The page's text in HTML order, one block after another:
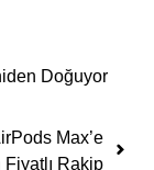
Doğuyor
Max’e
Fiyatlı Rakip